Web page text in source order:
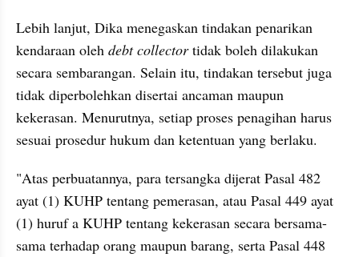
Lebih lanjut, Dika menegaskan tindakan penarikan
kendaraan oleh debt collector tidak boleh dilakukan
secara sembarangan. Selain itu, tindakan tersebut juga
tidak diperbolehkan disertai ancaman maupun
kekerasan. Menurutnya, setiap proses penagihan harus
sesuai prosedur hukum dan ketentuan yang berlaku.
"Atas perbuatannya, para tersangka dijerat Pasal 482
ayat (1) KUHP tentang pemerasan, atau Pasal 449 ayat
(1) huruf a KUHP tentang kekerasan secara bersama-
sama terhadap orang maupun barang, serta Pasal 448